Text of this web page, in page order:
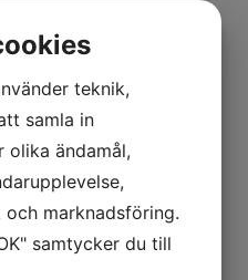
teknik,
samla in
ändamål,
marknadsföring.
samtycker du till